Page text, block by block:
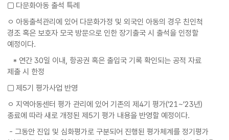
□ 다문화아동 출석 특례
ㅇ 아동출석관리에 있어 다문화가정 및 외국인 아동의 경우 친인척
경조 혹은 보호자 모국 방문으로 인한 장기출국 시 출석을 인정할
예정이다.
* 연간 30일 이내, 항공권 혹은 출입국 기록 확인되는 공적 자료
제출 시 한정
□ 제5기 평가사업 반영
ㅇ 지역아동센터 평가 관리에 있어 기존의 제4기 평가(’21~’23년)
종료에 따라 새로 개정된 제5기 평가 내용을 반영할 예정이다.
- 그동안 진입 및 심화평가로 구분되어 진행된 평가체계를 정기평가